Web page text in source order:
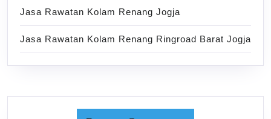
Jasa Rawatan Kolam Renang Jogja
Jasa Rawatan Kolam Renang Ringroad Barat Jogja